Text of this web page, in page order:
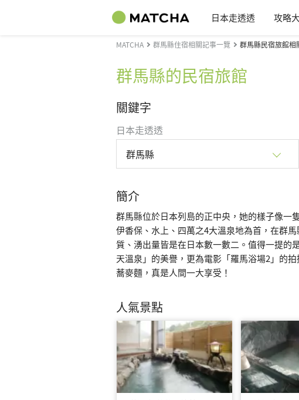
日本走透透 攻略
MATCHA 群馬縣住宿相關記事一覽 群馬縣民宿旅館相
群馬縣的民宿旅館
關鍵字
日本走透透
群馬縣
簡介
群馬縣位於日本列島的正中央，她的樣子像一
伊香保、水上、四萬之4大溫泉地為首，在群
質、湧出量皆是在日本數一數二。值得一提的
天溫泉」的美譽，更為電影「羅馬浴場2」的
蕎麥麵，真是人間一大享受！
人氣景點